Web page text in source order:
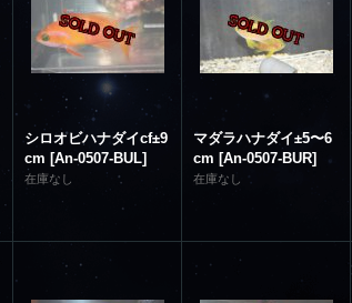
シロオビハナダイcf±9
cm [An-0507-BUL]
在庫なし
マダラハナダイ±5〜6
cm [An-0507-BUR]
在庫なし